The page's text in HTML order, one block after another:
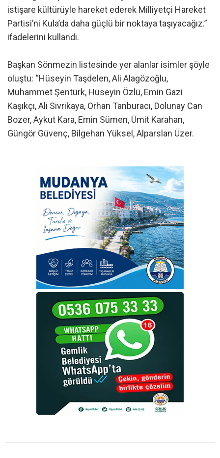
istişare kültürüyle hareket ederek Milliyetçi Hareket
Partisi’ni Kula’da daha güçlü bir noktaya taşıyacağız.”
ifadelerini kullandı.
Başkan Sönmezin listesinde yer alanlar isimler şöyle
oluştu: “Hüseyin Taşdelen, Ali Alagözoğlu,
Muhammet Şentürk, Hüseyin Özlü, Emin Gazi
Kaşıkçı, Ali Sivrikaya, Orhan Tanburacı, Dolunay Can
Bozer, Aykut Kara, Emin Sümen, Ümit Karahan,
Güngör Güvenç, Bilgehan Yüksel, Alparslan Üzer.